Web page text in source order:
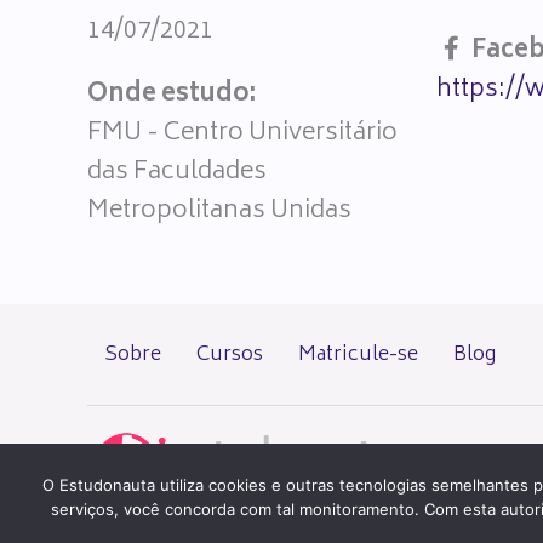
14/07/2021
Onde estudo:
FMU - Centro Universitário
das Faculdades
Metropolitanas Unidas
https://
Sobre Cursos Matricule-se Blog
O Estudonauta utiliza cookies e outras tecnologias semelhantes
serviços, você concorda com tal monitoramento. Com esta